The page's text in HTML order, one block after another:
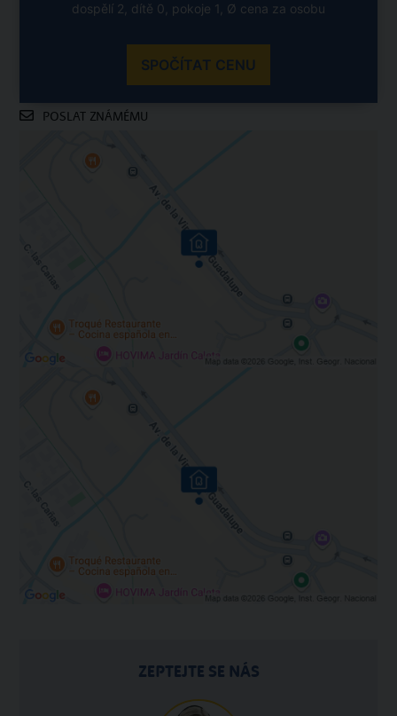
dospělí 2, dítě 0, pokoje 1, Ø cena za osobu
SPOČÍTAT CENU
POSLAT ZNÁMÉMU
ZEPTEJTE SE NÁS